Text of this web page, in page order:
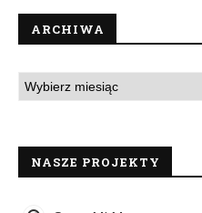
ARCHIWA
NASZE PROJEKTY